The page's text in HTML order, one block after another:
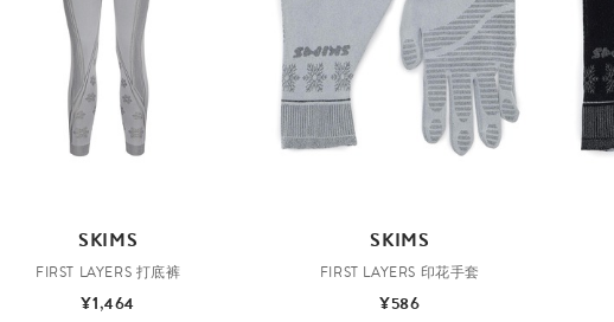
SKIMS
FIRST LAYERS 打底裤
¥1,464
SKIMS
FIRST LAYERS 印花手套
¥586